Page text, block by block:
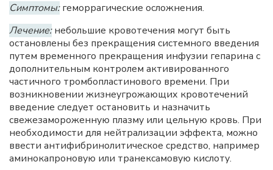
Симптомы:геморрагические осложнения.
Лечение:небольшие кровотечения могут быть
остановлены без прекращения системного введения
путем временного прекращения инфузии гепарина с
дополнительным контролем активированного
частичного тромбопластинового времени. При
возникновении жизнеугрожающих кровотечений
введение следует остановить и назначить
свежезамороженную плазму или цельную кровь. При
необходимости для нейтрализации эффекта, можно
ввести антифибринолитическое средство, например
аминокапроновую или транексамовую кислоту.